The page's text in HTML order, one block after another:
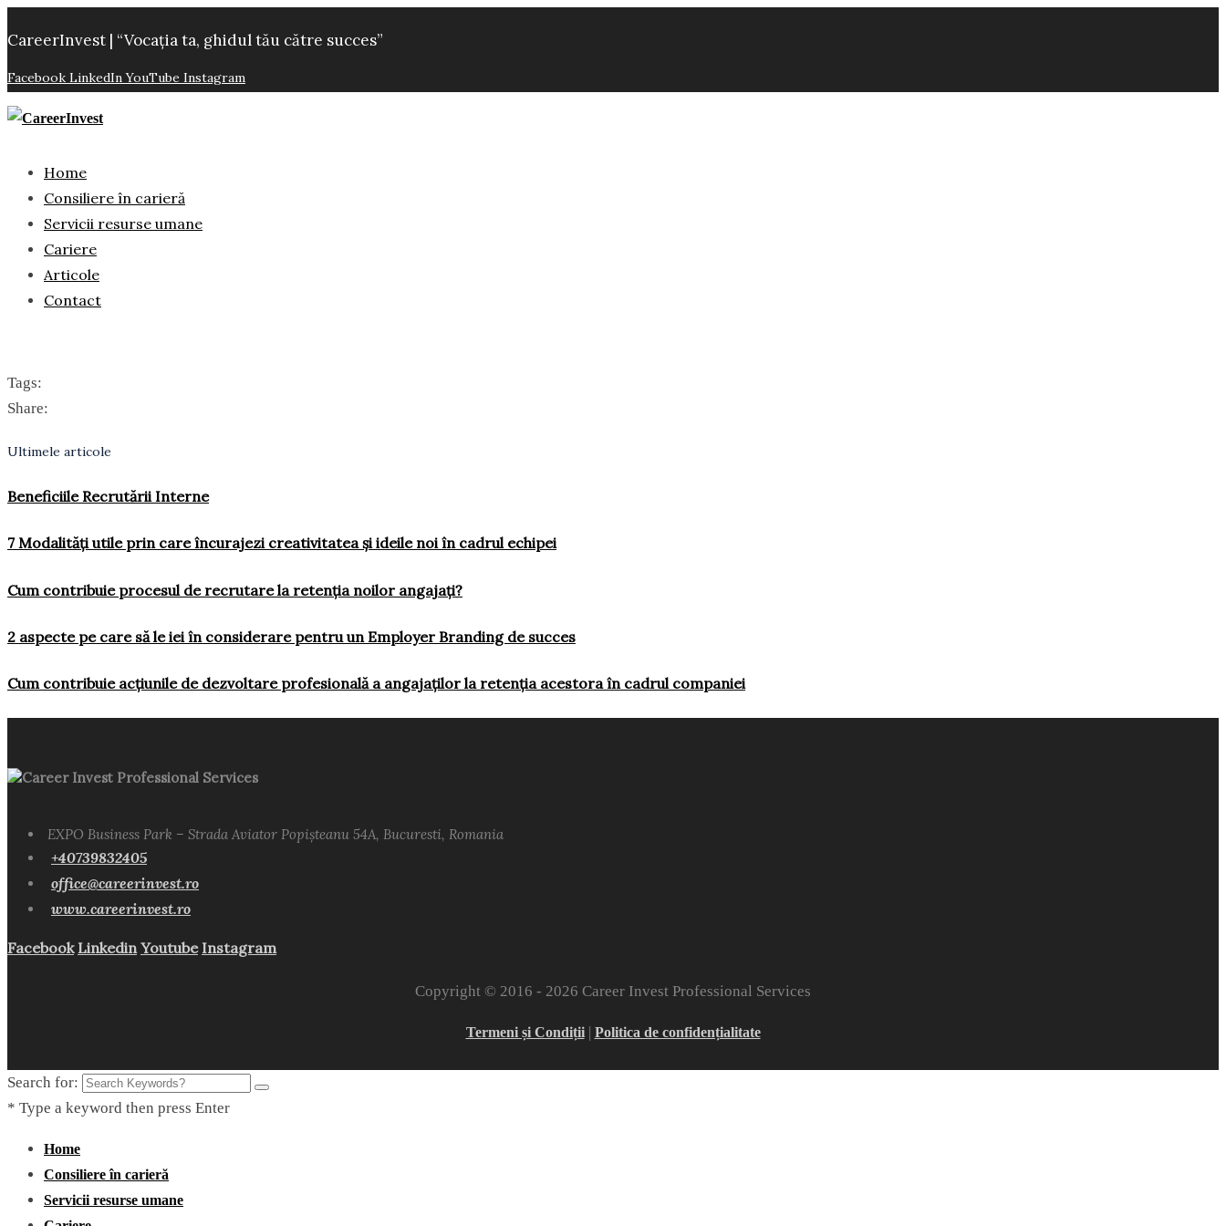
CareerInvest | “Vocația ta, ghidul tău către succes”
Facebook LinkedInYouTube Instagram
Home
Consiliere în carieră
Servicii resurse umane
Cariere
Articole
Contact
Tags:
Share:
Ultimele articole
Beneficiile Recrutării Interne
7 Modalități utile prin care încurajezi creativitatea și ideile noi în cadrul echipei
Cum contribuie procesul de recrutare la retenția noilor angajați?
2 aspecte pe care să le iei în considerare pentru un Employer Branding de succes
Cum contribuie acțiunile de dezvoltare profesională a angajaților la retenția acestora în cadrul companiei
Career Invest Professional Services
EXPO Business Park – Strada Aviator Popișteanu 54A, Bucuresti, Romania
+40739832405
office@careerinvest.ro
www.careerinvest.ro
Facebook Linkedin Youtube Instagram
Copyright © 2016 - 2026 Career Invest Professional Services
Termeni și Condiții| Politica de confidențialitate
Search for:
* Type a keyword then press Enter
Home
Consiliere în carieră
Servicii resurse umane